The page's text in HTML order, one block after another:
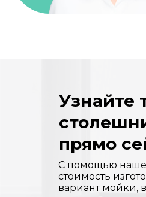
С помощью
стоимость
вариант мойки,
Узнайте
прямо